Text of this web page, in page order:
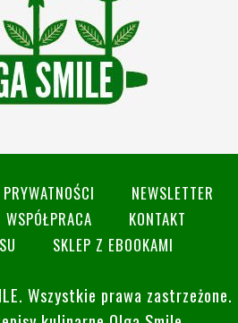
NEWSLETTER
WSPÓŁPRACA
KONTAKT
SKLEP Z EBOOKAMI
. Wszystkie prawa zastrzeżone.